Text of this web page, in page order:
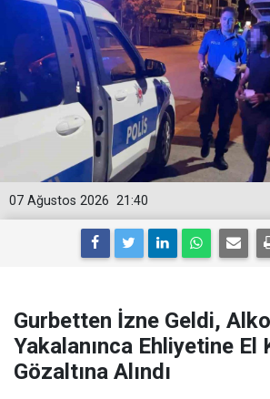
21:40
07 Ağustos 2026
Gurbetten İzne Geldi,
Yakalanınca Ehliyetine El
Gözaltına Alındı